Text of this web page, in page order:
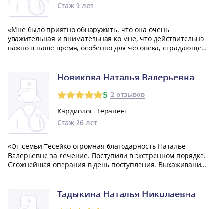
Стаж 9 лет
«Мне было приятно обнаружить, что она очень
уважительная и внимательная ко мне, что действительно
важно в наше время, особенно для человека, страдающего
Новикова Наталья Валерьевна
5 2 отзывов
Кардиолог, Терапевт
Стаж 26 лет
«От семьи Тесейко огромная благодарность Наталье
Валерьевне за лечение. Поступили в экстренном порядке.
Сложнейшая операция в день поступления. Выхаживание
Контроль лечения после выписки.Здоровь...»
Тадыкина Наталья Николаевна